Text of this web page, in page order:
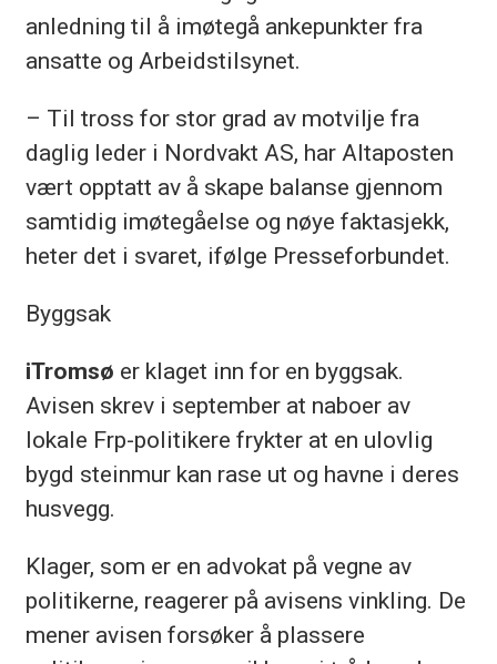
anledning til å imøtegå ankepunkter fra
ansatte og Arbeidstilsynet.
– Til tross for stor grad av motvilje fra
daglig leder i Nordvakt AS, har Altaposten
vært opptatt av å skape balanse gjennom
samtidig imøtegåelse og nøye faktasjekk,
heter det i svaret, ifølge Presseforbundet.
Byggsak
iTromsø er klaget inn for en byggsak.
Avisen skrev i september at naboer av
lokale Frp-politikere frykter at en ulovlig
bygd steinmur kan rase ut og havne i deres
husvegg.
Klager, som er en advokat på vegne av
politikerne, reagerer på avisens vinkling. De
mener avisen forsøker å plassere